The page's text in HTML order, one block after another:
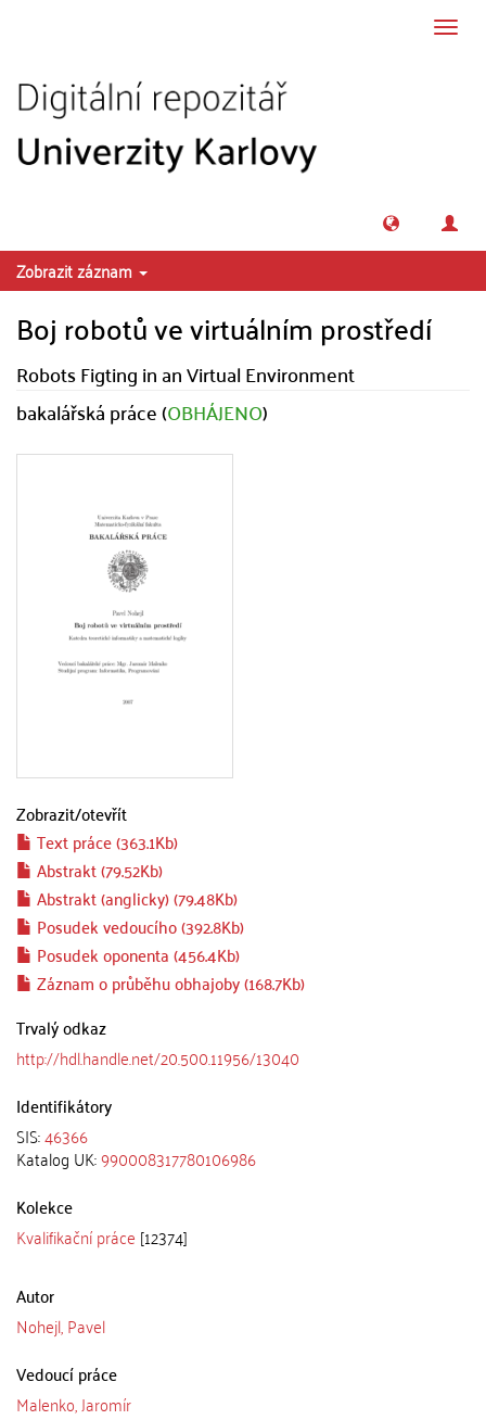
Zobrazit záznam
Boj robotů ve virtuálním prostředí
Robots Figting in an Virtual Environment
bakalářská práce (OBHÁJENO)
Zobrazit/otevřít
Text práce (363.1Kb)
Abstrakt (79.52Kb)
Abstrakt (anglicky) (79.48Kb)
Posudek vedoucího (392.8Kb)
Posudek oponenta (456.4Kb)
Záznam o průběhu obhajoby (168.7Kb)
Trvalý odkaz
http://hdl.handle.net/20.500.11956/13040
Identifikátory
SIS:46366
Katalog UK:990008317780106986
Kolekce
Kvalifikační práce [12374]
Autor
Nohejl, Pavel
Vedoucí práce
Malenko, Jaromír